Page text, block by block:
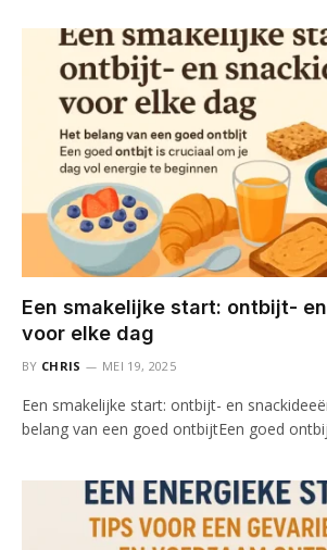
Een smakelijke start: ontbijt-
voor elke dag
BY CHRIS MEI 19, 2025
Een smakelijke start: ontbijt- en
belang van een goed ontbijtEen goed